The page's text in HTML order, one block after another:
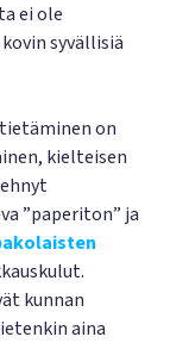
ei ole
syvällisiä
on
kielteisen
”paperiton” ja
kunnan
aina